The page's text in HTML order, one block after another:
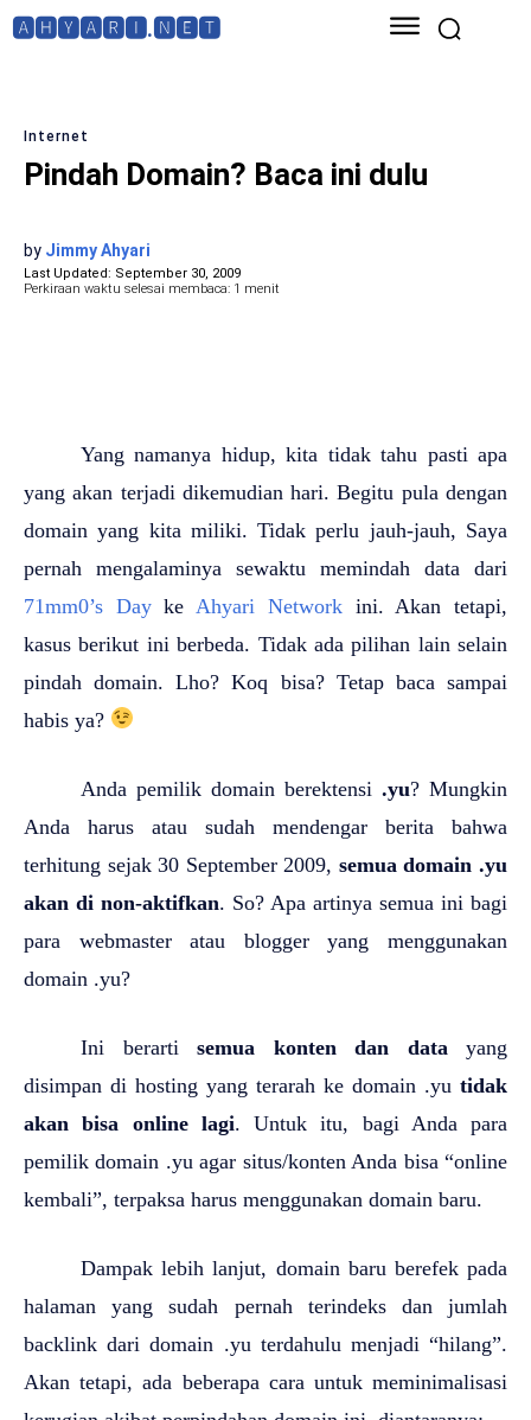
🅰🅷🆈🅰🆁🅸.🅽🅴🆃
Internet
Pindah Domain? Baca ini dulu
by Jimmy Ahyari
Last Updated: September 30, 2009
Perkiraan waktu selesai membaca: 1 menit
Yang namanya hidup, kita tidak tahu pasti apa
yang akan terjadi dikemudian hari. Begitu pula dengan
domain yang kita miliki. Tidak perlu jauh-jauh, Saya
pernah mengalaminya sewaktu memindah data dari
71mm0’s Dayke Ahyari Networkini. Akan tetapi,
kasus berikut ini berbeda. Tidak ada pilihan lain selain
pindah domain. Lho? Koq bisa? Tetap baca sampai
habis ya?
Anda pemilik domain berektensi .yu? Mungkin
Anda harus atau sudah mendengar berita bahwa
terhitung sejak 30 September 2009, semua domain .yu
akan di non-aktifkan. So? Apa artinya semua ini bagi
para webmaster atau blogger yang menggunakan
domain .yu?
Ini berarti semua konten dan data yang
disimpan di hosting yang terarah ke domain .yu tidak
akan bisa online lagi. Untuk itu, bagi Anda para
pemilik domain .yu agar situs/konten Anda bisa “online
kembali”, terpaksa harus menggunakan domain baru.
Dampak lebih lanjut, domain baru berefek pada
halaman yang sudah pernah terindeks dan jumlah
backlink dari domain .yu terdahulu menjadi “hilang”.
Akan tetapi, ada beberapa cara untuk meminimalisasi